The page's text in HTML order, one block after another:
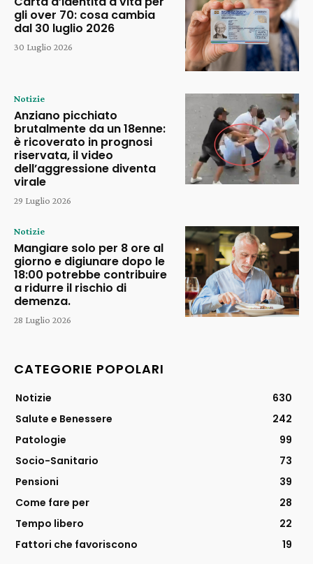
gli over 70: cosa cambia
dal 30 luglio 2026
30 Luglio 2026
Notizie
Anziano picchiato
brutalmente da un 18enne:
è ricoverato in prognosi
riservata, il video
dell’aggressione diventa
virale
29 Luglio 2026
Notizie
Mangiare solo per 8 ore al
giorno e digiunare dopo le
18:00 potrebbe contribuire
a ridurre il rischio di
demenza.
28 Luglio 2026
CATEGORIE POPOLARI
Notizie
630
Salute e Benessere
242
Patologie
99
Socio-Sanitario
73
Pensioni
39
Come fare per
28
Tempo libero
22
Fattori che favoriscono
19